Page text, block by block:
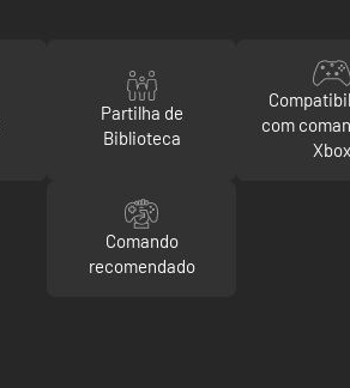
Partilha de
Biblioteca
com
Xbox
Comando
recomendado